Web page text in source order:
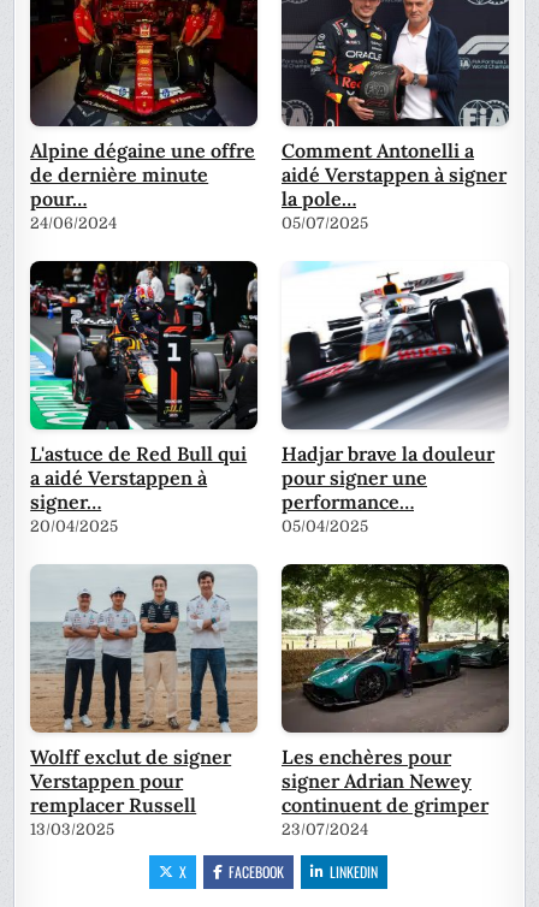
Alpine dégaine une offre
de dernière minute
pour…
24/06/2024
Comment Antonelli a
aidé Verstappen à signer
la pole…
05/07/2025
L'astuce de Red Bull qui
a aidé Verstappen à
signer…
20/04/2025
Hadjar brave la douleur
pour signer une
performance…
05/04/2025
Wolff exclut de signer
Verstappen pour
remplacer Russell
13/03/2025
Les enchères pour
signer Adrian Newey
continuent de grimper
23/07/2024
X FACEBOOK LINKEDIN